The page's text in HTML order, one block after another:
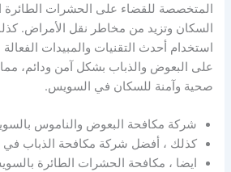
المتخصصة للقضاء على الحشرات الطائرة
السكان وتزيد من مخاطر نقل الأمراض.
استخدام أحدث التقنيات والمبيدات
على البعوض والذباب بشكل آمن ودائم،
صحية وآمنة للسكان في السويس.
شركة مكافحة البعوض والناموس
كذلك ، أفضل شركة مكافحة الذباب
ايضا ، مكافحة الحشرات الطائرة